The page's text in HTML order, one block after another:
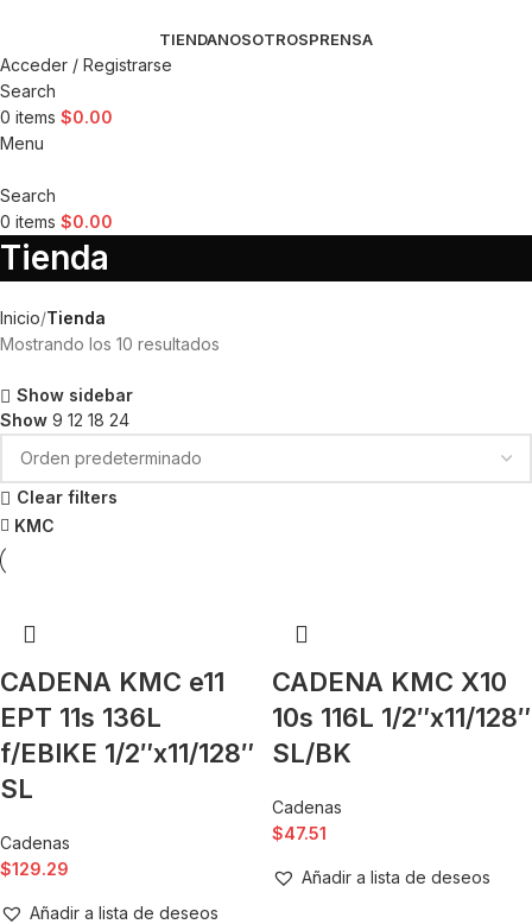
TIENDANOSOTROSPRENSA
Acceder / Registrarse
Search
0 items $0.00
Menu
Search
0 items $0.00
Tienda
Inicio Tienda
Mostrando los 10 resultados
Show sidebar
Show 9 12 18 24
Clear filters
KMC
CADENA KMC e11
EPT 11s 136L
f/EBIKE 1/2″x11/128″
SL
Cadenas
$129.29
Añadir a lista de deseos
CADENA KMC X10
10s 116L 1/2″x11/128″
SL/BK
Cadenas
$47.51
Añadir a lista de deseos